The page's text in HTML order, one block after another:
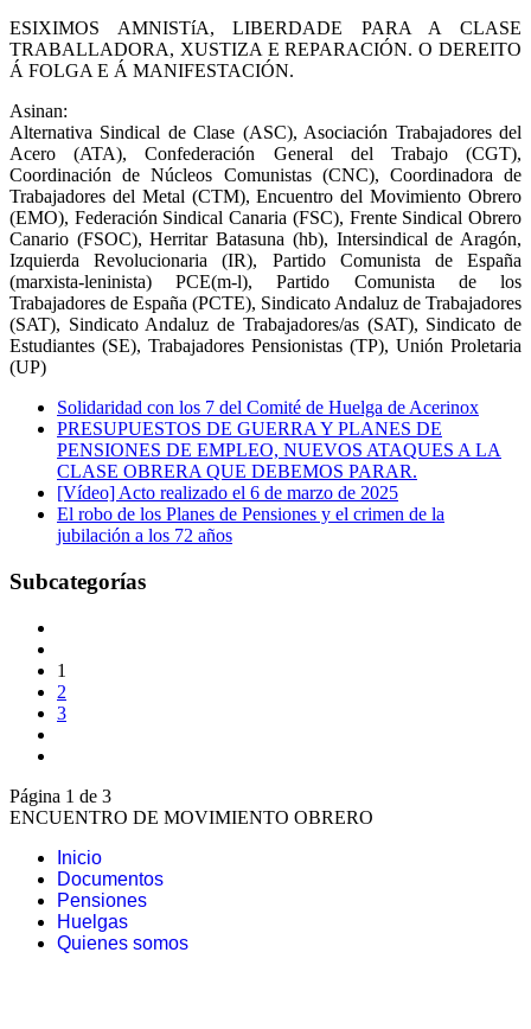
ESIXIMOS AMNISTíA, LIBERDADE PARA A CLASE
TRABALLADORA, XUSTIZA E REPARACIÓN. O DEREITO
Á FOLGA E Á MANIFESTACIÓN.
Asinan:
Alternativa Sindical de Clase (ASC), Asociación Trabajadores del
Acero (ATA), Confederación General del Trabajo (CGT),
Coordinación de Núcleos Comunistas (CNC), Coordinadora de
Trabajadores del Metal (CTM), Encuentro del Movimiento Obrero
(EMO), Federación Sindical Canaria (FSC), Frente Sindical Obrero
Canario (FSOC), Herritar Batasuna (hb), Intersindical de Aragón,
Izquierda Revolucionaria (IR), Partido Comunista de España
(marxista-leninista) PCE(m-l), Partido Comunista de los
Trabajadores de España (PCTE), Sindicato Andaluz de Trabajadores
(SAT), Sindicato Andaluz de Trabajadores/as (SAT), Sindicato de
Estudiantes (SE), Trabajadores Pensionistas (TP), Unión Proletaria
(UP)
Solidaridad con los 7 del Comité de Huelga de Acerinox
PRESUPUESTOS DE GUERRA Y PLANES DE
PENSIONES DE EMPLEO, NUEVOS ATAQUES A LA
CLASE OBRERA QUE DEBEMOS PARAR.
[Vídeo] Acto realizado el 6 de marzo de 2025
El robo de los Planes de Pensiones y el crimen de la
jubilación a los 72 años
Subcategorías
1
2
3
Página 1 de 3
ENCUENTRO DE MOVIMIENTO OBRERO
Inicio
Documentos
Pensiones
Huelgas
Quienes somos